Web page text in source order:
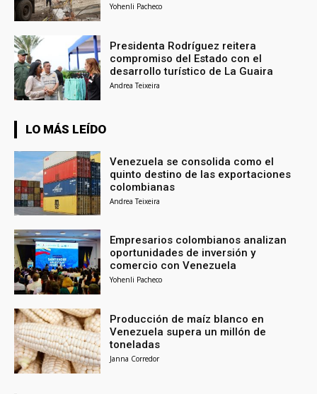
Yohenli Pacheco
Presidenta Rodríguez reitera
compromiso del Estado con el
desarrollo turístico de La Guaira
Andrea Teixeira
LO MÁS LEÍDO
Venezuela se consolida como el
quinto destino de las exportaciones
colombianas
Andrea Teixeira
Empresarios colombianos analizan
oportunidades de inversión y
comercio con Venezuela
Yohenli Pacheco
Producción de maíz blanco en
Venezuela supera un millón de
toneladas
Janna Corredor